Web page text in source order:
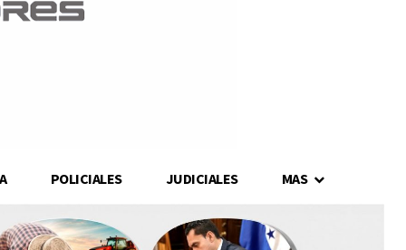
POLICIALES JUDICIALES MAS